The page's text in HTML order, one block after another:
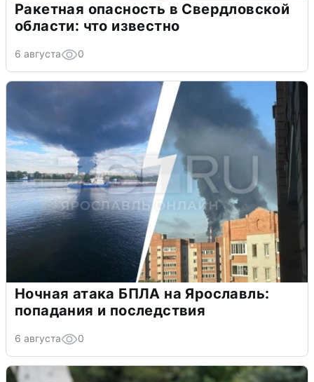
Ракетная опасность в Свердловской
области: что известно
6 августа 0
Ночная атака БПЛА на Ярославль:
попадания и последствия
6 августа 0